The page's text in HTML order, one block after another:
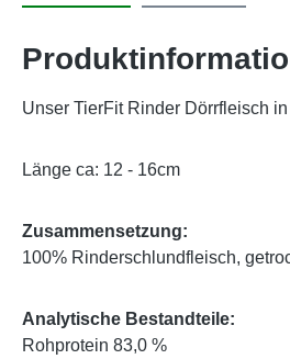
Unser TierFit Rinder Dörrfleisch
Länge ca: 12 - 16cm
Zusammensetzung:
100% Rinderschlundfleisch,
Analytische Bestandteile:
Rohprotein 83,0 %